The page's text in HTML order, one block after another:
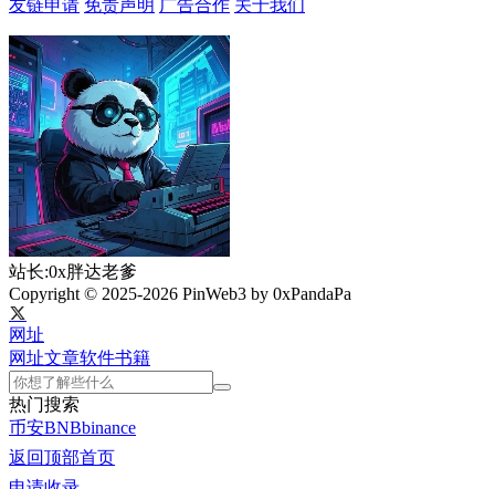
友链申请 免责声明 广告合作 关于我们
站长:0x胖达老爹
Copyright © 2025-2026 PinWeb3 by 0xPandaPa
网址
网址文章软件书籍
热门搜索
币安BNBbinance
返回顶部首页